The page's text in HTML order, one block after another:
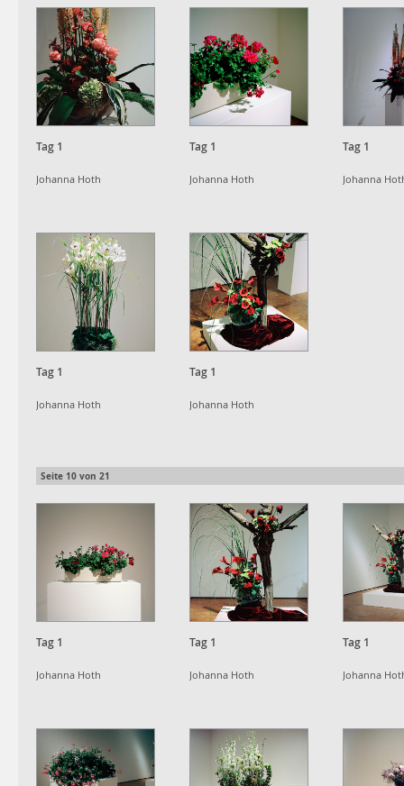
Tag 1
Johanna Hoth
Tag 1
Johanna Hoth
Tag 1
Johanna
Tag 1
Johanna Hoth
Tag 1
Johanna Hoth
Seite 10 von 21
Tag 1
Johanna Hoth
Tag 1
Johanna Hoth
Tag 1
Johanna